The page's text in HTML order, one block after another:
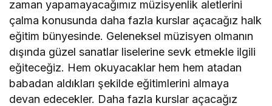
zaman yapamayacağımız müzisyenlik aletlerini
çalma konusunda daha fazla kurslar açacağız halk
eğitim bünyesinde. Geleneksel müzisyen olmanın
dışında güzel sanatlar liselerine sevk etmekle ilgili
eğiteceğiz. Hem okuyacaklar hem hem atadan
babadan aldıkları şekilde eğitimlerini almaya
devan edecekler. Daha fazla kurslar açacağız